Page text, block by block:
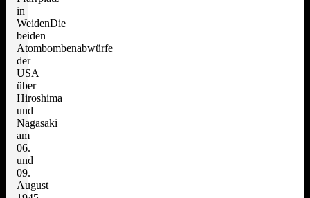
in
WeidenDie
beiden
Atombombenabwürfe
der
USA
über
Hiroshima
und
Nagasaki
am
06.
und
09.
August